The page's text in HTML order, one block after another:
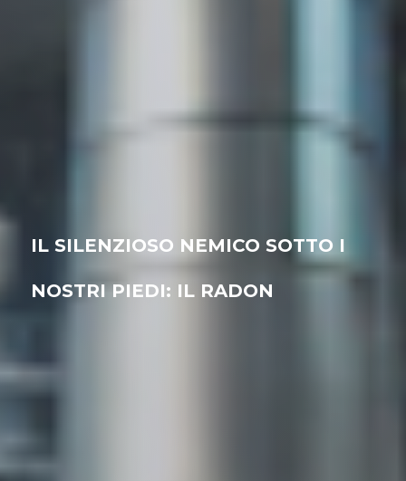
IL SILENZIOSO NEMICO SOTTO I
NOSTRI PIEDI: IL RADON